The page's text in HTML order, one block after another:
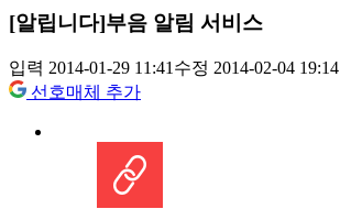
[알립니다]부음 알림 서비스
입력 2014-01-29 11:41수정 2014-02-04 19:14
선호매체 추가